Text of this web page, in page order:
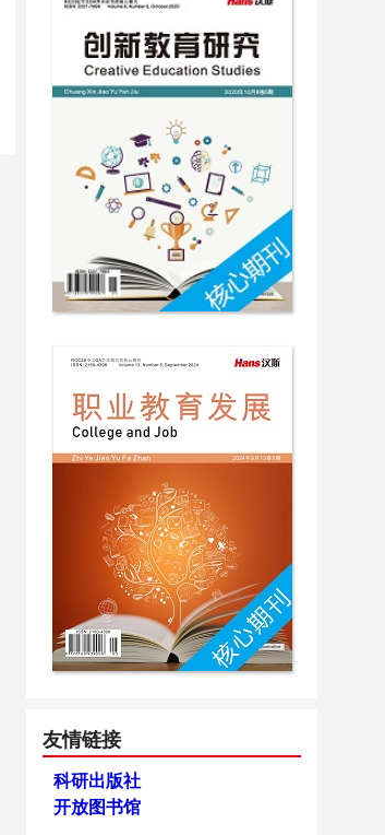
友情链接
科研出版社
开放图书馆